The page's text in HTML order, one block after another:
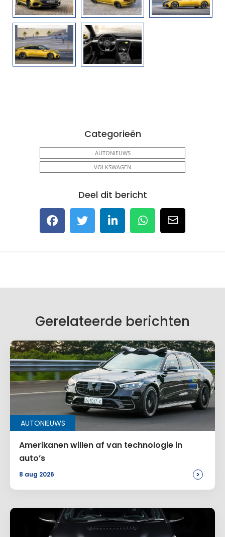
Categorieën
AUTONIEUWS
VOLKSWAGEN
Deel dit bericht
Gerelateerde berichten
AUTONIEUWS
Amerikanen willen af van technologie in
auto’s
8 aug 2026 >